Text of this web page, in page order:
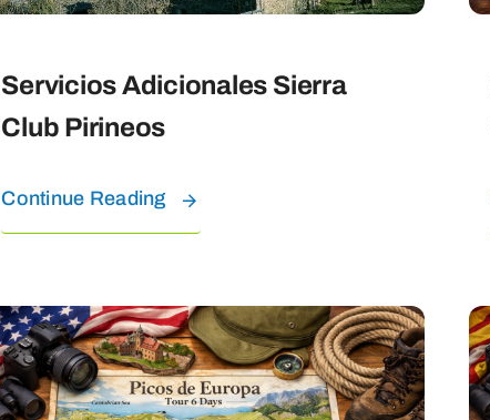
Servicios Adicionales Sierra
Club Pirineos
Continue Reading